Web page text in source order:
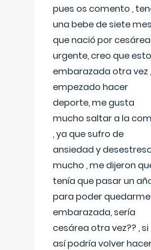
pues os comento ,
una bebe de siete
que nació por cesárea
urgente, creo que
embarazada otra vez
empezado hacer
deporte, me gusta
mucho saltar a la
, ya que sufro de
ansiedad y
mucho , me dijeron
tenía que pasar un
para poder quedarme
embarazada, sería
cesárea otra vez?? , si
así podría volver